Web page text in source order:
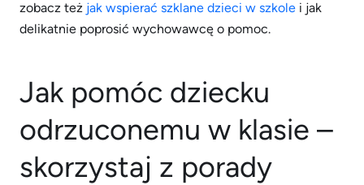
zobacz też jak wspierać szklane dzieci w szkole i jak
delikatnie poprosić wychowawcę o pomoc.
Jak pomóc dziecku
odrzuconemu w klasie –
skorzystaj z porady